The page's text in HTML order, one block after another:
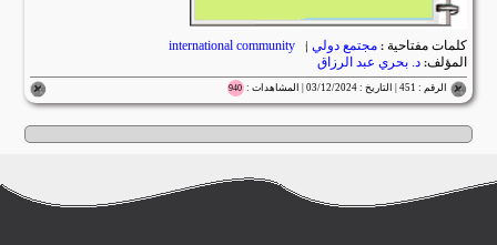
كلمات مفتاحية :مجتمع دولي |
international community
المؤلف:د. بحري عبد الرزاق
الرقم : 451 | التاريخ : 03/12/2024 | المشاهدات : 940